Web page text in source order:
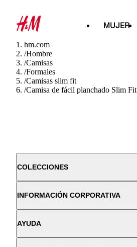
MUJER
hm.com
/Hombre
/Camisas
/Formales
/Camisas slim fit
/Camisa de fácil planchado Slim Fit
COLECCIONES
INFORMACIÓN CORPORATIVA
AYUDA